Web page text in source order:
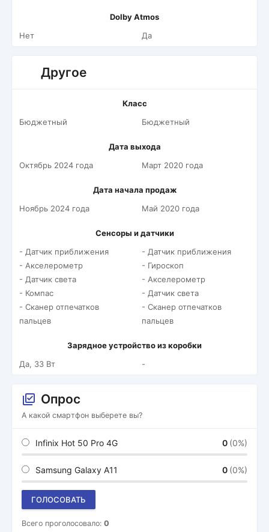
Dolby Atmos
Нет
Да
Другое
Класс
Бюджетный
Бюджетный
Дата выхода
Октябрь 2024 года
Март 2020 года
Дата начала продаж
Ноябрь 2024 года
Май 2020 года
Сенсоры и датчики
- Датчик приближения
- Акселерометр
- Датчик света
- Компас
- Сканер отпечатков
пальцев
- Датчик приближения
- Гироскоп
- Акселерометр
- Датчик света
- Сканер отпечатков
пальцев
Зарядное устройство из коробки
Да, 33 Вт
-
Опрос
А какой смартфон выберете вы?
Infinix Hot 50 Pro 4G 0 (0%)
Samsung Galaxy A11 0 (0%)
ГОЛОСОВАТЬ
Всего проголосовало: 0